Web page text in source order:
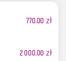
770.00 zł
2 000.00 zł